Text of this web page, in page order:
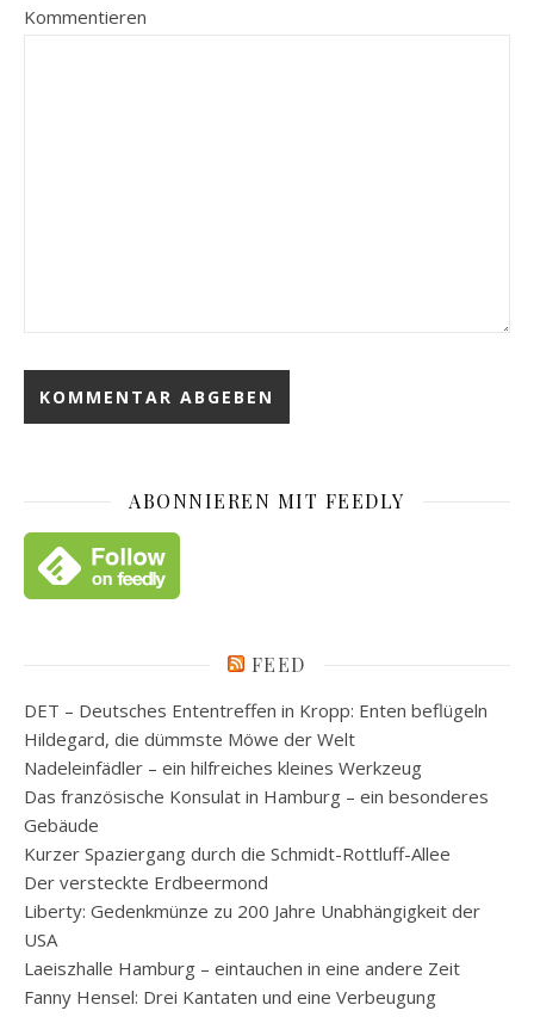
Kommentieren
ABONNIEREN MIT FEEDLY
FEED
DET – Deutsches Ententreffen in Kropp: Enten beflügeln
Hildegard, die dümmste Möwe der Welt
Nadeleinfädler – ein hilfreiches kleines Werkzeug
Das französische Konsulat in Hamburg – ein besonderes
Gebäude
Kurzer Spaziergang durch die Schmidt-Rottluff-Allee
Der versteckte Erdbeermond
Liberty: Gedenkmünze zu 200 Jahre Unabhängigkeit der
USA
Laeiszhalle Hamburg – eintauchen in eine andere Zeit
Fanny Hensel: Drei Kantaten und eine Verbeugung